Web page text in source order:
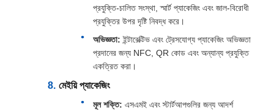
প্রযুক্তি-চালিত সংস্থা, স্মার্ট প্যাকেজিং এবং জাল-বিরোধী
প্রযুক্তির উপর দৃষ্টি নিবদ্ধ করে।
অভিজ্ঞতা: ইন্টারেক্টিভ এবং ট্রেসযোগ্য প্যাকেজিং অভিজ্ঞতা
প্রদানের জন্য NFC, QR কোড এবং অন্যান্য প্রযুক্তি
একত্রিত করা।
মেইয়ি প্যাকেজিং
মূল শক্তি: এসএমই এবং স্টার্টআপগুলির জন্য আদর্শ